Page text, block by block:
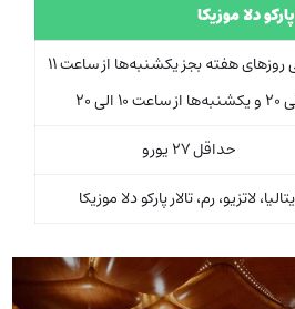
پارکو دلا موزیکا
تمامی روزهای هفته بجز یکشنبه‌ها از ساعت 11
10 الی 20
حداقل 27 یورو
لاتزیو، رم، تالار پارکو دلا موزیکا